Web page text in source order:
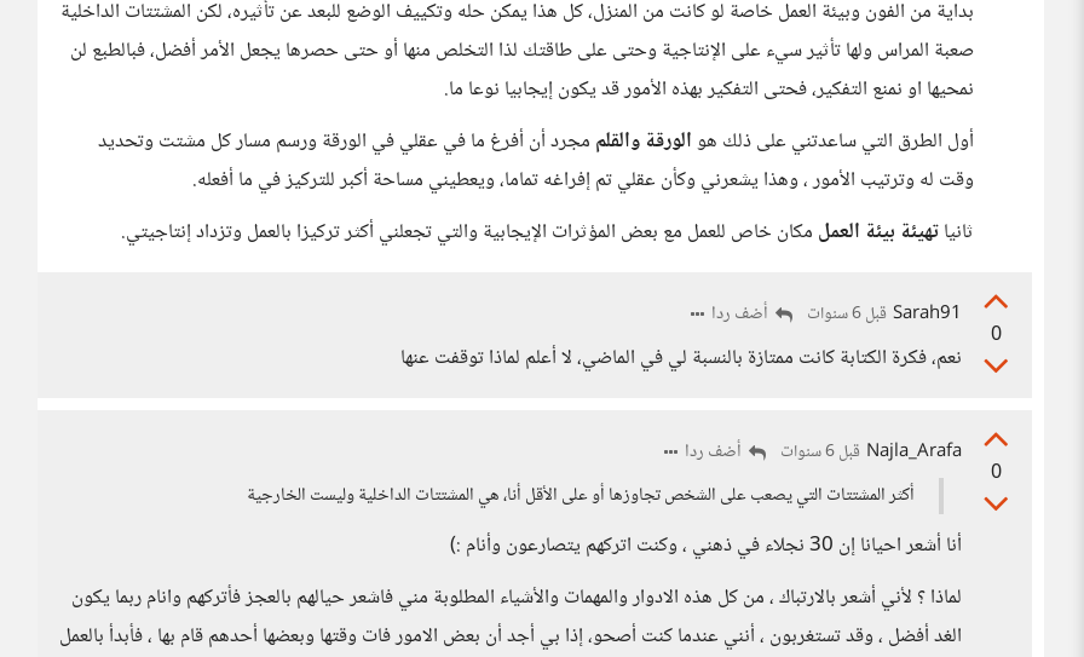
بداية من الفون وبيئة العمل خاصة لو كانت من المنزل، كل هذا يمكن حله وتكييف الوضع للبعد عن تأثيره، لكن المشتتات الداخلية
صعبة المراس ولها تأثير سيء على الإنتاجية وحتى على طاقتك لذا التخلص منها أو حتى حصرها يجعل الأمر أفضل، فبالطبع لن
نمحيها او نمنع التفكير، فحتى التفكير بهذه الأمور قد يكون إيجابيا نوعا ما.
أول الطرق التي ساعدتني على ذلك هوالورقة والقلم مجرد أن أفرغ ما في عقلي في الورقة ورسم مسار كل مشتت وتحديد
وقت له وترتيب الأمور ، وهذا يشعرني وكأن عقلي تم إفراغه تماما، ويعطيني مساحة أكبر للتركيز في ما أفعله.
ثانياتهيئة بيئة العمل مكان خاص للعمل مع بعض المؤثرات الإيجابية والتي تجعلني أكثر تركيزا بالعمل وتزداد إنتاجيتي.
0
Sarah91 قبل 6 سنوات أضف ردا
نعم، فكرة الكتابة كانت ممتازة بالنسبة لي في الماضي، لا أعلم لماذا توقفت عنها
0
Najla_Arafa قبل 6 سنوات
أضف ردا
أكثر المشتتات التي يصعب على الشخص تجاوزها أو على الأقل أنا، هي المشتتات الداخلية وليست الخارجية
أنا أشعر احيانا إن 30 نجلاء في ذهني ، وكنت اتركهم يتصارعون وأنام :)
لماذا ؟ لأني أشعر بالارتباك ، من كل هذه الادوار والمهمات والأشياء المطلوبة مني فاشعر حيالهم بالعجز فأتركهم وانام ربما يكون
الغد أفضل ، وقد تستغربون ، أنني عندما كنت أصحو، إذا بي أجد أن بعض الامور فات وقتها وبعضها أحدهم قام بها ، فأبدأ بالعمل